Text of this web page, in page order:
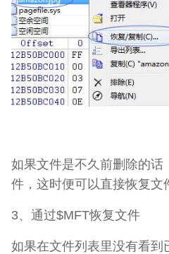
如果文件是不久前删除的话
件，这时便可以直接恢复文
3、通过$MFT恢复文件
如果在文件列表里没有看到